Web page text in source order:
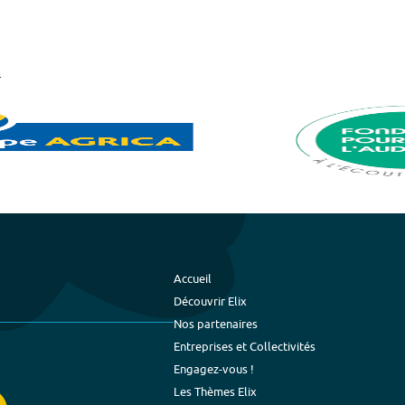
Accueil
Découvrir Elix
Nos partenaires
Entreprises et Collectivités
Engagez-vous !
Les Thèmes Elix